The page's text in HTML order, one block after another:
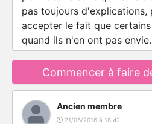
pas toujours
accepter le fait que
quand ils n'en ont pas envie.
Commencer à faire
Ancien membre
21/06/2016 à 18:42